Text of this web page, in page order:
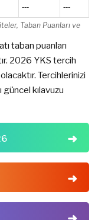
--- ---
Taban Puanları ve
taban puanları
2026 YKS tercih
Tercihlerinizi
güncel kılavuzu